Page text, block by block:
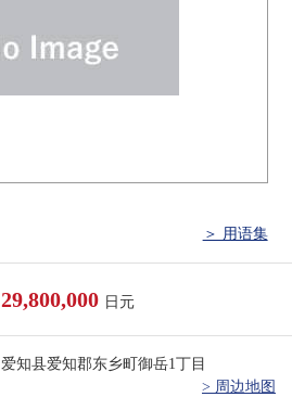
＞ 用语集
29,800,000 日元
爱知县爱知郡东乡町御岳1丁目
> 周边地图